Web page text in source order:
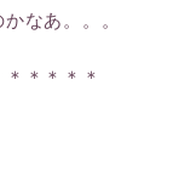
なあ。。。
＊＊＊＊